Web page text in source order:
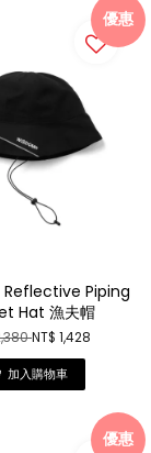
優惠
Reflective Piping
Hat 漁夫帽
NT$ 1,428
加入購物車
優惠